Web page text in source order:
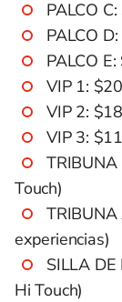
PALCO
PALCO
PALCO
VIP 1:
VIP 2:
VIP 3:
Touch)
experiencias)
SILLA
Hi Touch)